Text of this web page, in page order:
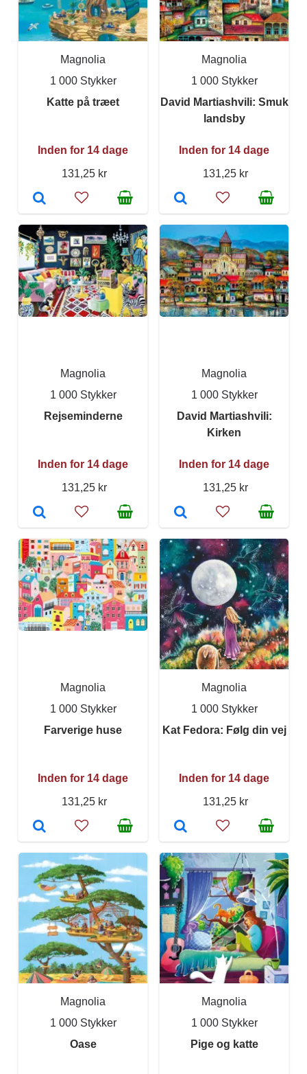
Magnolia
1 000 Stykker
Katte på træet
Inden for 14 dage
131,25 kr
Magnolia
1 000 Stykker
David Martiashvili: Smuk
landsby
Inden for 14 dage
131,25 kr
Magnolia
1 000 Stykker
Rejseminderne
Inden for 14 dage
131,25 kr
Magnolia
1 000 Stykker
David Martiashvili:
Kirken
Inden for 14 dage
131,25 kr
Magnolia
1 000 Stykker
Farverige huse
Inden for 14 dage
131,25 kr
Magnolia
1 000 Stykker
Kat Fedora: Følg din vej
Inden for 14 dage
131,25 kr
Magnolia
1 000 Stykker
Oase
Magnolia
1 000 Stykker
Pige og katte